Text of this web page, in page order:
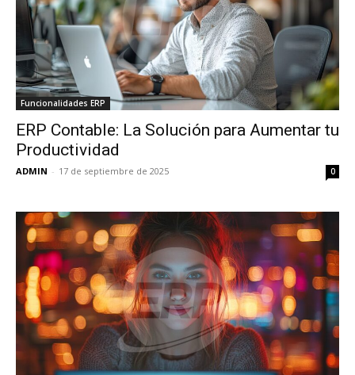
Funcionalidades ERP
ERP Contable: La Solución para Aumentar tu
Productividad
ADMIN - 17 de septiembre de 2025 0